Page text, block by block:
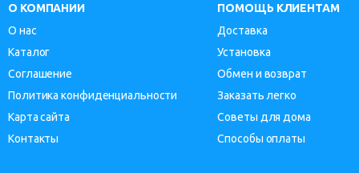
О КОМПАНИИ
О нас
Каталог
Соглашение
Политика конфиденциальности
Карта сайта
Контакты
ПОМОЩЬ КЛИЕНТАМ
Доставка
Установка
Обмен и возврат
Заказать легко
Советы для дома
Способы оплаты